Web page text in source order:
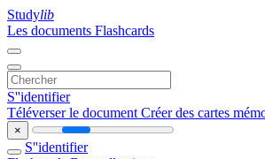
Studylib
Les documents Flashcards
S''identifier
Téléverser le document Créer des cartes
×
S''identifier